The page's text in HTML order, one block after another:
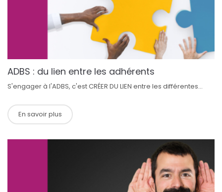
ADBS : du lien entre les adhérents
S'engager à l'ADBS, c'est CRÉER DU LIEN entre les différentes...
En savoir plus